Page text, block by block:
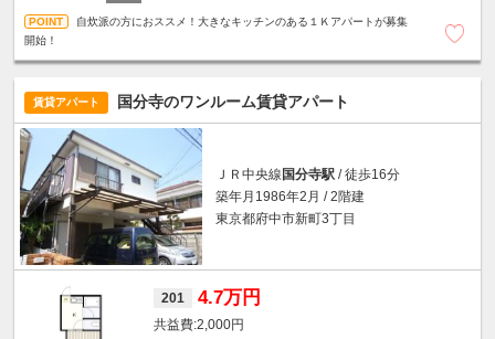
自炊派の方におススメ！大きなキッチンのある１Ｋアパートが募集
開始！
賃貸アパート 国分寺のワンルーム賃貸アパート
ＪＲ中央線 国分寺駅 / 徒歩16分
築年月1986年2月 / 2階建
東京都府中市新町3丁目
201 4.7万円
2,000円